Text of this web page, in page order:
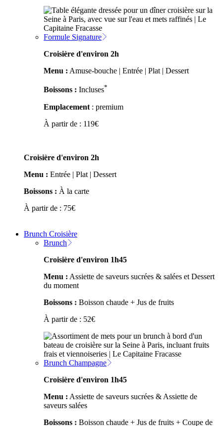
Formule Signature
Croisière d'environ 2h
Menu : Amuse-bouche | Entrée | Plat | Dessert
Boissons : Incluses*
Emplacement : premium
À partir de : 119€
Croisière d'environ 2h
Menu : Entrée | Plat | Dessert
Boissons : À la carte
À partir de : 75€
Brunch Croisière
Brunch
Croisière d'environ 1h45
Menu : Assiette de saveurs sucrées & salées et Dessert
du moment
Boissons : Boisson chaude + Jus de fruits
À partir de : 52€
Brunch Champagne
Croisière d'environ 1h45
Menu : Assiette de saveurs sucrées & Assiette de
saveurs salées
Boissons : Boisson chaude + Jus de fruits + Coupe de